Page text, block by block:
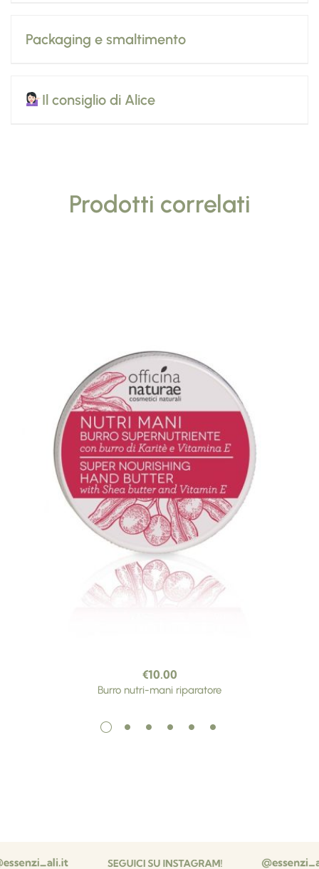
Packaging e smaltimento
Il consiglio di Alice
Prodotti correlati
€10.00
Burro nutri-mani riparatore